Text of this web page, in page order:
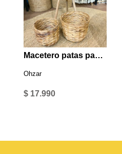
Macetero patas paper cord grande
Ohzar
$ 17.990